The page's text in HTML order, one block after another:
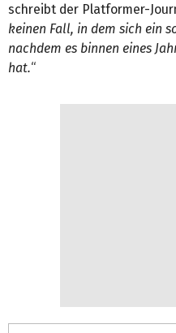
schreibt der Platformer-
keinen Fall, in dem sich ein
nachdem es binnen eines
hat.“